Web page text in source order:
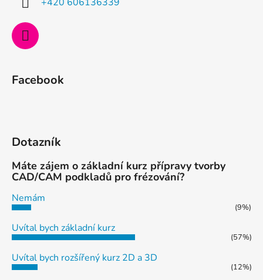
Facebook
Dotazník
Máte zájem o základní kurz přípravy tvorby
CAD/CAM podkladů pro frézování?
Nemám
(9%)
Uvítal bych základní kurz
(57%)
Uvítal bych rozšířený kurz 2D a 3D
(12%)